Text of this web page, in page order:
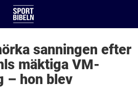
sanningen efter
mäktiga VM-
– hon blev